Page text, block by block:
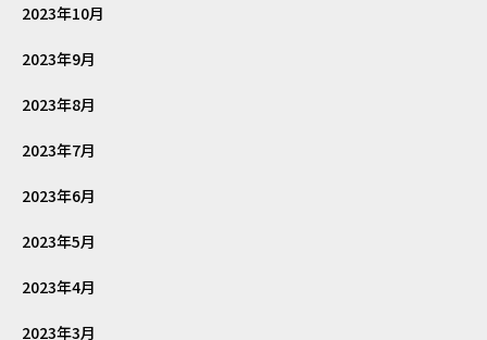
2023年10月
2023年9月
2023年8月
2023年7月
2023年6月
2023年5月
2023年4月
2023年3月